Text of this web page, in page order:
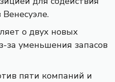
о двух новых
за уменьшения запасов
пяти компаний и